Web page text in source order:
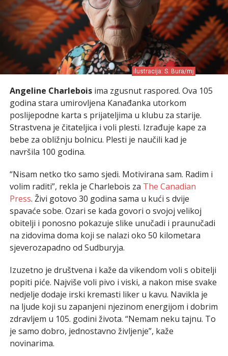
ilustracija: S. Bura/mj
Angeline Charleboisima zgusnut raspored. Ova 105
godina stara umirovljena Kanađanka utorkom
poslijepodne karta s prijateljima u klubu za starije.
Strastvena je čitateljica i voli plesti. Izrađuje kape za
bebe za obližnju bolnicu. Plesti je naučili kad je
navršila 100 godina.
“Nisam netko tko samo sjedi. Motivirana sam. Radim i
volim raditi”, rekla je Charlebois za The Canadian
Press. Živi gotovo 30 godina sama u kući s dvije
spavaće sobe. Ozari se kada govori o svojoj velikoj
obitelji i ponosno pokazuje slike unučadi i praunučadi
na zidovima doma koji se nalazi oko 50 kilometara
sjeverozapadno od Sudburyja.
Izuzetno je društvena i kaže da vikendom voli s obitelji
popiti piće. Najviše voli pivo i viski, a nakon mise svake
nedjelje dodaje irski kremasti liker u kavu. Navikla je
na ljude koji su zapanjeni njezinom energijom i dobrim
zdravljem u 105. godini života. “Nemam neku tajnu. To
je samo dobro, jednostavno življenje”, kaže
novinarima.